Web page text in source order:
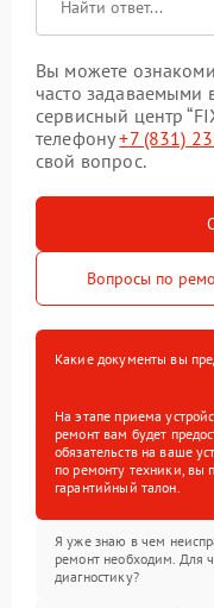
Вы можете
часто задаваемыми
сервисный центр
телефону+7 (831)
свой вопрос.
Вопросы по
Какие документы вы
На этапе приема
ремонт вам будет
обязательств на ваше
по ремонту техники, вы
гарантийный талон.
Я уже знаю в чем
ремонт необходим. Для
диагностику?